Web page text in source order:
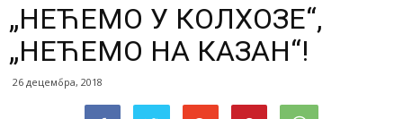
„НЕЋЕМО У КОЛХОЗЕ“,
„НЕЋЕМО НА КАЗАН“!
26 децембра, 2018